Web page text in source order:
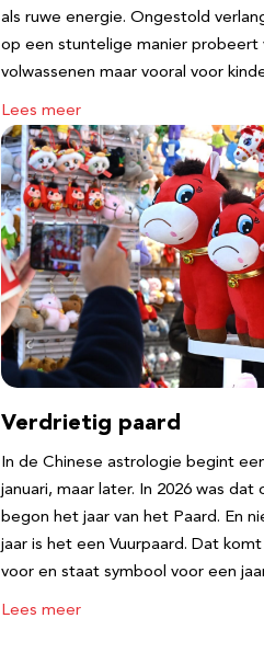
als ruwe energie. Ongestold
op een stuntelige manier probeert
volwassenen maar vooral voor
Lees meer
Verdrietig paard
In de Chinese astrologie begint
januari, maar later. In 2026 was dat
begon het jaar van het Paard. En
jaar is het een Vuurpaard. Dat
voor en staat symbool voor een
Lees meer